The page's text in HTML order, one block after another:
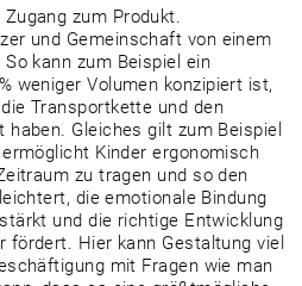
zum Produkt.
und Gemeinschaft von einem
kann zum Beispiel ein
weniger Volumen konzipiert ist,
Transportkette und den
Gleiches gilt zum Beispiel
Kinder ergonomisch
zu tragen und so den
die emotionale Bindung
und die richtige Entwicklung
fördert. Hier kann Gestaltung viel
mit Fragen wie man